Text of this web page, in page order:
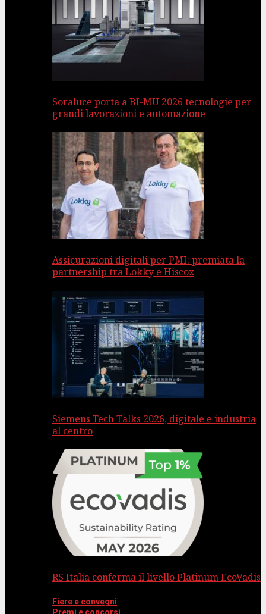
Soraluce porta a BI-MU 2026 tecnologie per
grandi lavorazioni e automazione
Assicurazioni digitali per PMI: premiata la
partnership tra Lokky e Hiscox
Siemens Tech Talks 2026, digitale e industria
al centro
RS Italia conferma il livello Platinum EcoVadis
Fiere e convegni
Premi e concorsi